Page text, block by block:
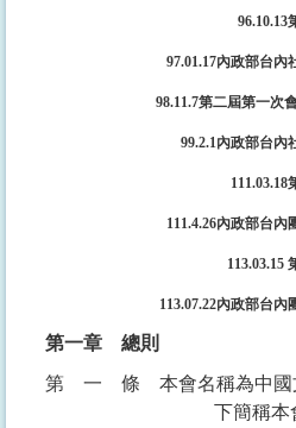
96.10.13
97.01.17內政部台內
98.11.7第二屆第一次
99.2.1 內政部台內
111.03.18
111.4.26內政部台內
113.03.15
113.07.22內政部台內
第一章
總則
第一條本會名稱為中
下簡稱本